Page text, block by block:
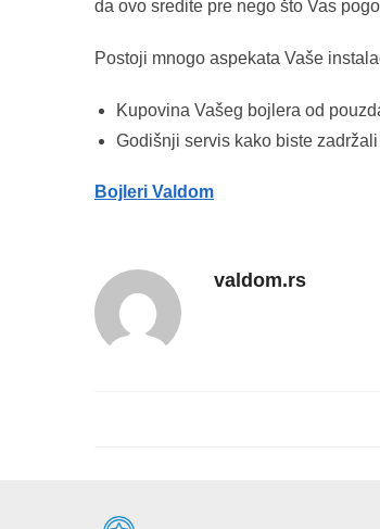
da ovo sredite pre nego što Vas
Postoji mnogo aspekata Vaše
Kupovina Vašeg bojlera od
Godišnji servis kako biste
Bojleri Valdom
valdom.rs